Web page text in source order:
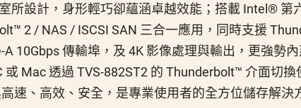
所設計，身形輕巧卻蘊涵卓越效能；搭載 Intel® 第
2 / NAS / ISCSI SAN 三合一應用，同時支援
A 10Gbps 傳輸埠，及 4K 影像處理與輸出，更強勢
Mac 透過 TVS-882ST2 的 Thunderbolt™ 介面切換
速、高效、安全，是專業使用者的全方位儲存解決